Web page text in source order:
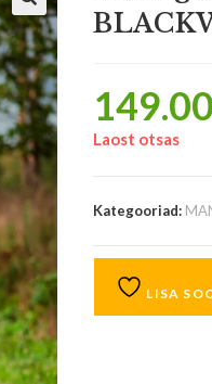
🔍
149.00
Laost otsas
Kategooriad:
LISA